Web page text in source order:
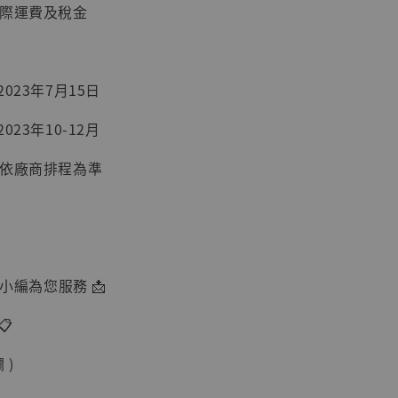
加購優惠【讓子彈飛 鵝城縣長 張麻子 [BK01]】
1/6系列
人偶 讓子
縣長 張麻
運費及稅金
年7月15日
年10-12月
廠商排程為準
編為您服務 📩
)